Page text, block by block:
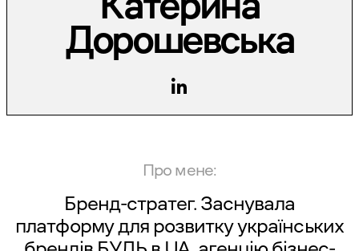
Дорошевська
Про мене:
Бренд-стратег. Заснувала
платформу для розвитку українських